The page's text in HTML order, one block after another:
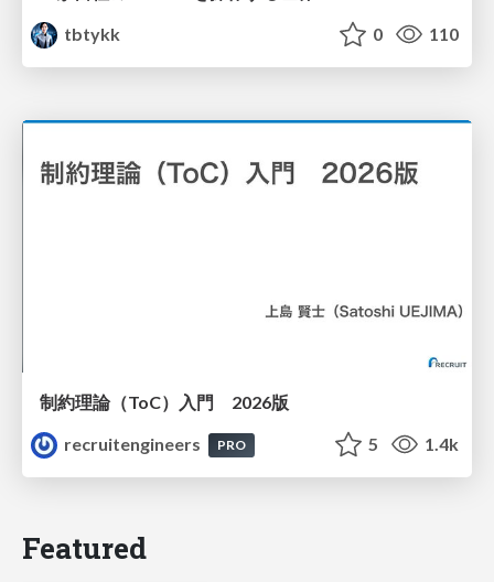
tbtykk
0 110
制約理論（ToC）入門 2026版
recruitengineers
PRO 5 1.4k
Featured